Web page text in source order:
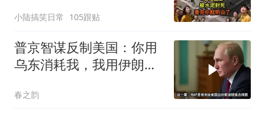
小陆搞笑日常 105跟贴
普京智谋反制美国：你用
乌东消耗我，我用伊朗消
春之韵